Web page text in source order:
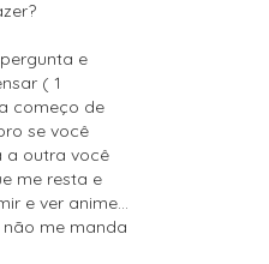
e
( 1
começo de
se você
a outra você
me resta e
e ver anime...
não me manda